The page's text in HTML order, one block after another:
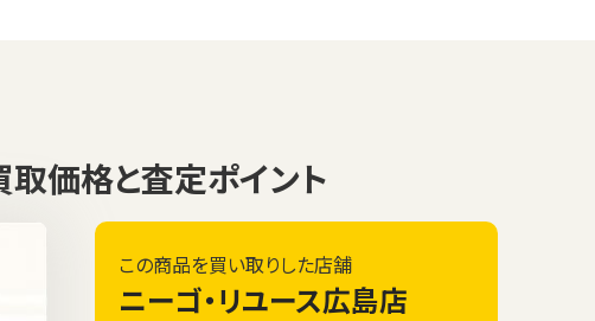
価格と査定ポイント
この商品を買い取りした店舗
ニーゴ・リユース広島店